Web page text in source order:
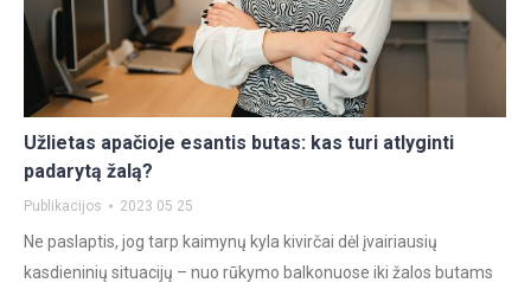
Užlietas apačioje esantis butas: kas turi atlyginti
padarytą žalą?
Publikacijos 2023 05 25
Ne paslaptis, jog tarp kaimynų kyla kivirčai dėl įvairiausių
kasdieninių situacijų – nuo rūkymo balkonuose iki žalos butams